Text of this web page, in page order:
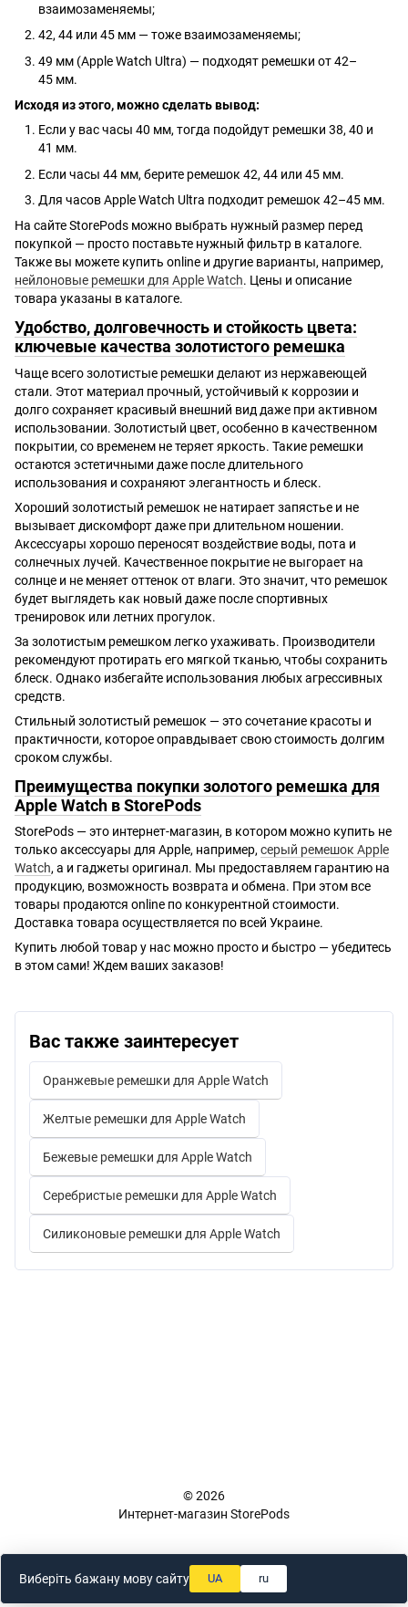
взаимозаменяемы;
42, 44 или 45 мм — тоже взаимозаменяемы;
49 мм (Apple Watch Ultra) — подходят ремешки от 42–
45 мм.
Исходя из этого, можно сделать вывод:
Если у вас часы 40 мм, тогда подойдут ремешки 38, 40 и
41 мм.
Если часы 44 мм, берите ремешок 42, 44 или 45 мм.
Для часов Apple Watch Ultra подходит ремешок 42–45 мм.
На сайте StorePods можно выбрать нужный размер перед
покупкой — просто поставьте нужный фильтр в каталоге.
Также вы можете купить online и другие варианты, например,
нейлоновые ремешки для Apple Watch. Цены и описание
товара указаны в каталоге.
Удобство, долговечность и стойкость цвета:
ключевые качества золотистого ремешка
Чаще всего золотистые ремешки делают из нержавеющей
стали. Этот материал прочный, устойчивый к коррозии и
долго сохраняет красивый внешний вид даже при активном
использовании. Золотистый цвет, особенно в качественном
покрытии, со временем не теряет яркость. Такие ремешки
остаются эстетичными даже после длительного
использования и сохраняют элегантность и блеск.
Хороший золотистый ремешок не натирает запястье и не
вызывает дискомфорт даже при длительном ношении.
Аксессуары хорошо переносят воздействие воды, пота и
солнечных лучей. Качественное покрытие не выгорает на
солнце и не меняет оттенок от влаги. Это значит, что ремешок
будет выглядеть как новый даже после спортивных
тренировок или летних прогулок.
За золотистым ремешком легко ухаживать. Производители
рекомендуют протирать его мягкой тканью, чтобы сохранить
блеск. Однако избегайте использования любых агрессивных
средств.
Стильный золотистый ремешок — это сочетание красоты и
практичности, которое оправдывает свою стоимость долгим
сроком службы.
Преимущества покупки золотого ремешка для
Apple Watch в StorePods
StorePods — это интернет-магазин, в котором можно купить не
только аксессуары для Apple, например,серый ремешок Apple
Watch, а и гаджеты оригинал. Мы предоставляем гарантию на
продукцию, возможность возврата и обмена. При этом все
товары продаются online по конкурентной стоимости.
Доставка товара осуществляется по всей Украине.
Купить любой товар у нас можно просто и быстро — убедитесь
в этом сами! Ждем ваших заказов!
Вас также заинтересует
Оранжевые ремешки для Apple Watch
Желтые ремешки для Apple Watch
Бежевые ремешки для Apple Watch
Серебристые ремешки для Apple Watch
Силиконовые ремешки для Apple Watch
© 2026
Интернет-магазин StorePods
Виберіть бажану мову сайту UA ru